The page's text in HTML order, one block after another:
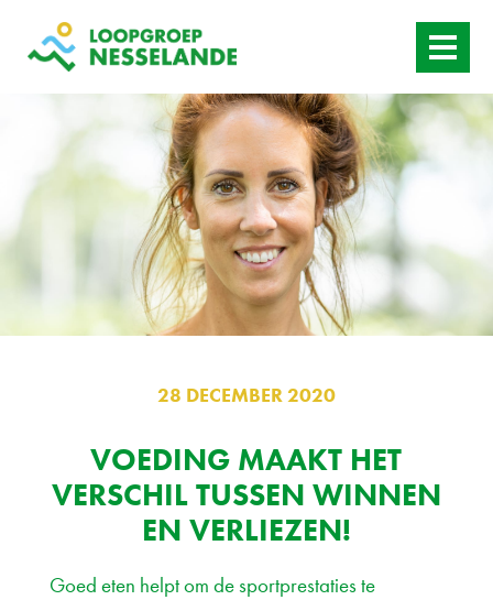
HOME
WANNEER
AANBOD
ACTUEEL
CONTACT
28 DECEMBER 2020
VOEDING MAAKT HET
VERSCHIL TUSSEN WINNEN
EN VERLIEZEN!
Goed eten helpt om de sportprestaties te